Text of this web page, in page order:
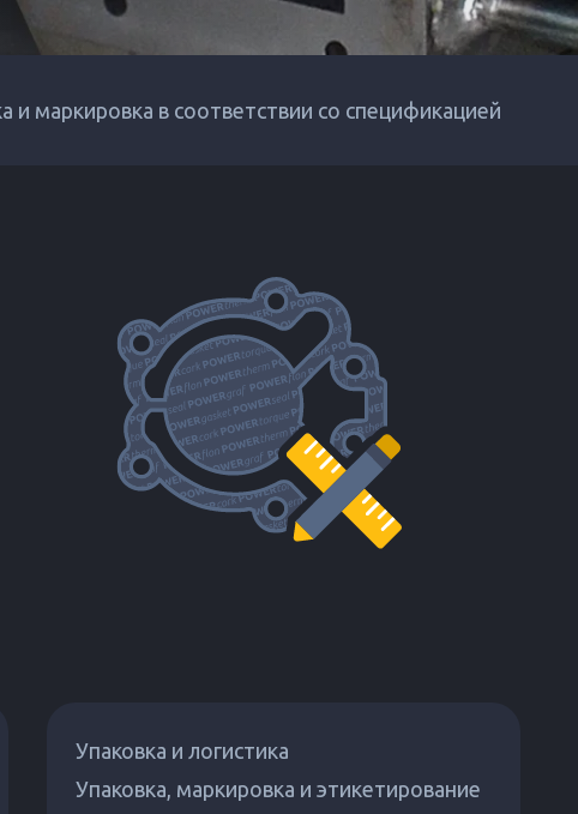
и маркировка в соответствии со спецификацией
Упаковка и логистика
Упаковка, маркировка и этикетирование